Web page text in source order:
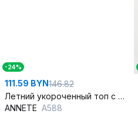
-24%
111.59 BYN146.82
Летний укороченный топ с фигурным вырезом и сборкой
ANNETE A588